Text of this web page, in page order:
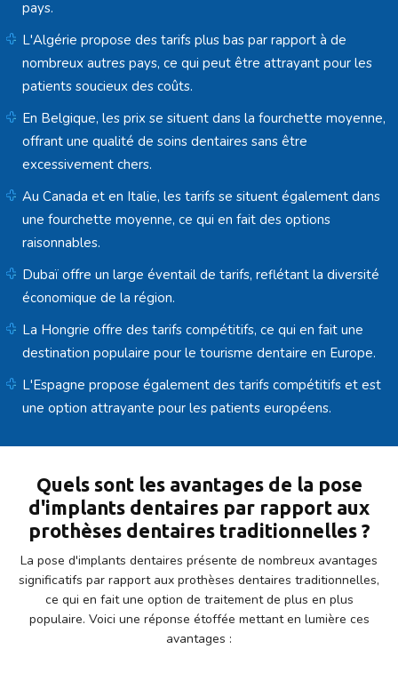
pays.
L'Algérie propose des tarifs plus bas par rapport à de
nombreux autres pays, ce qui peut être attrayant pour les
patients soucieux des coûts.
En Belgique, les prix se situent dans la fourchette moyenne,
offrant une qualité de soins dentaires sans être
excessivement chers.
Au Canada et en Italie, les tarifs se situent également dans
une fourchette moyenne, ce qui en fait des options
raisonnables.
Dubaï offre un large éventail de tarifs, reflétant la diversité
économique de la région.
La Hongrie offre des tarifs compétitifs, ce qui en fait une
destination populaire pour le tourisme dentaire en Europe.
L'Espagne propose également des tarifs compétitifs et est
une option attrayante pour les patients européens.
Quels sont les avantages de la pose
d'implants dentaires par rapport aux
prothèses dentaires traditionnelles ?
La pose d'implants dentaires présente de nombreux avantages
significatifs par rapport aux prothèses dentaires traditionnelles,
ce qui en fait une option de traitement de plus en plus
populaire. Voici une réponse étoffée mettant en lumière ces
avantages :